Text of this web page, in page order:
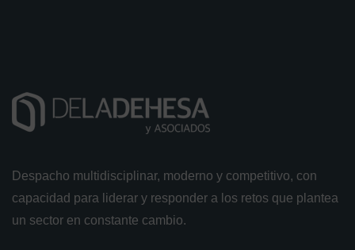
Despacho multidisciplinar, moderno y competitivo, con
capacidad para liderar y responder a los retos que plantea
un sector en constante cambio.